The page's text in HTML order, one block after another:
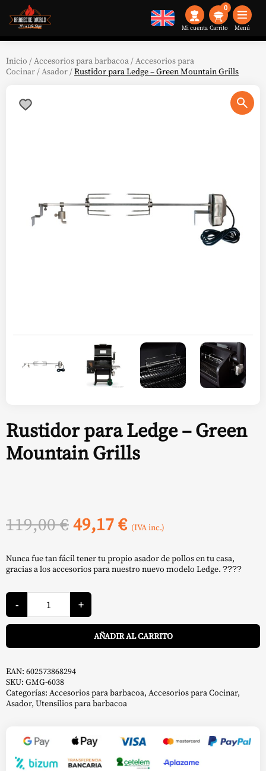
Mi cuenta
0
Menú
Inicio /Accesorios para barbacoa /Accesorios para
Cocinar /Asador /Rustidor para Ledge – Green Mountain Grills
Rustidor para Ledge – Green
Mountain Grills
119,00€El
original
era:
119,00 €.
49,17€El
actual
(IVA inc.)
Nunca fue tan fácil tener tu propio asador de pollos en tu casa,
gracias a los accesorios para nuestro nuevo modelo Ledge. ????
-
Rustidor
para
Ledge
-
Green
Grills
+
AÑADIR AL CARRITO
EAN: 602573868294
SKU: GMG-6038
Categorías: Accesorios para barbacoa, Accesorios para Cocinar,
Asador, Utensilios para barbacoa